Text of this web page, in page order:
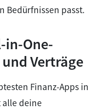
Bedürfnissen passt.
in-One-
Verträge
Finanz-Apps in
alle deine